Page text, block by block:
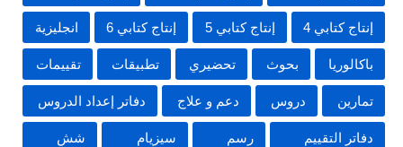
إنتاج كتابي 4 إنتاج كتابي 5 إنتاج كتابي 6 انجليزية
باكالوريا بحوث تحضيري تطبيقات تقييمات
تمارين دروس دعم و علاج دفاتر إعداد الدروس
دفاتر التقييم رسم سيزيام شش